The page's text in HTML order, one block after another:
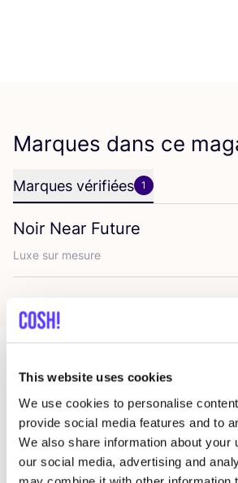
This website uses cookies
We use cookies to personalise
provide social media features and to
We also share information about your
our social media, advertising and
Marques dans ce
Marques vérifiées 1
Noir Near Future
Luxe sur mesure
Magasins dans cette
Fair Trade Belgium